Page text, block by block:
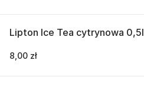
Lipton Ice Tea cytrynowa 0,5l
8,00 zł